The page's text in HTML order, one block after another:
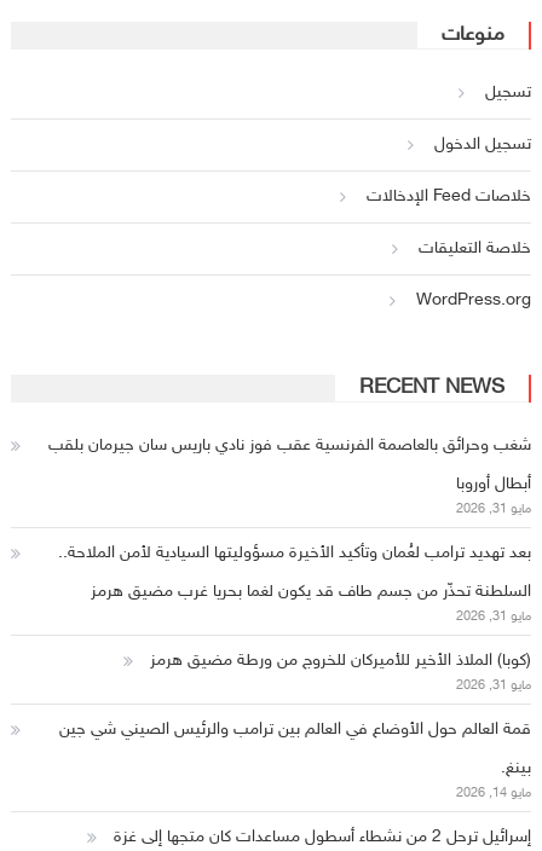
منوعات
تسجيل
تسجيل الدخول
خلاصات Feed الإدخالات
خلاصة التعليقات
WordPress.org
RECENT NEWS
شغب وحرائق بالعاصمة الفرنسية عقب فوز نادي باريس سان جيرمان بلقب
أبطال أوروبا
مايو 31, 2026
بعد تهديد ترامب لعُمان وتأكيد الأخيرة مسؤوليتها السيادية لأمن الملاحة..
السلطنة تحذّر من جسم طاف قد يكون لغما بحريا غرب مضيق هرمز
مايو 31, 2026
(كوبا) الملاذ الأخير للأميركان للخروج من ورطة مضيق هرمز
مايو 31, 2026
قمة العالم حول الأوضاع في العالم بين ترامب والرئيس الصيني شي جين
بينغ.
مايو 14, 2026
إسرائيل ترحل 2 من نشطاء أسطول مساعدات كان متجها إلى غزة